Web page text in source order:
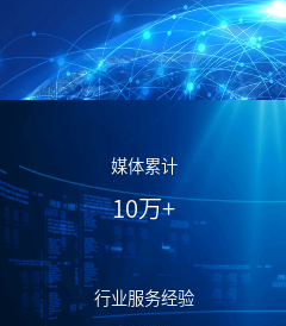
媒体累计
10万+
行业服务经验